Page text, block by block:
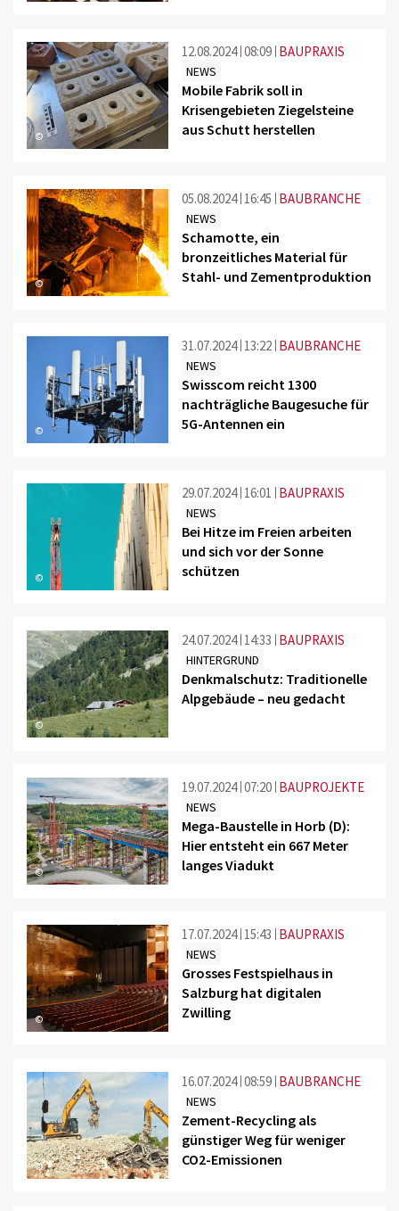
©
12.08.2024 08:09 BAUPRAXIS
NEWS
Mobile Fabrik soll in
Krisengebieten Ziegelsteine
aus Schutt herstellen
©
05.08.2024 16:45 BAUBRANCHE
NEWS
Schamotte, ein
bronzeitliches Material für
Stahl- und Zementproduktion
©
31.07.2024 13:22 BAUBRANCHE
NEWS
Swisscom reicht 1300
nachträgliche Baugesuche für
5G-Antennen ein
©
29.07.2024 16:01 BAUPRAXIS
NEWS
Bei Hitze im Freien arbeiten
und sich vor der Sonne
schützen
©
24.07.2024 14:33 BAUPRAXIS
HINTERGRUND
Denkmalschutz: Traditionelle
Alpgebäude – neu gedacht
©
19.07.2024 07:20 BAUPROJEKTE
NEWS
Mega-Baustelle in Horb (D):
Hier entsteht ein 667 Meter
langes Viadukt
©
17.07.2024 15:43 BAUPRAXIS
NEWS
Grosses Festspielhaus in
Salzburg hat digitalen
Zwilling
©
16.07.2024 08:59 BAUBRANCHE
NEWS
Zement-Recycling als
günstiger Weg für weniger
CO2-Emissionen